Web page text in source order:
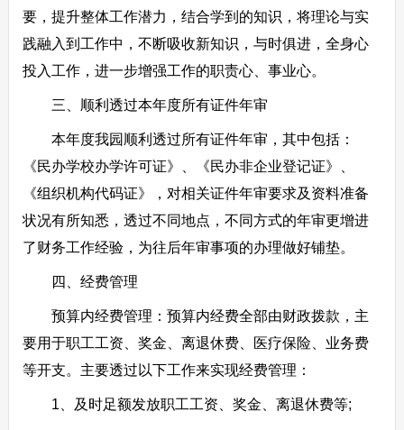
要，提升整体工作潜力，结合学到的知识，将理论与实
践融入到工作中，不断吸收新知识，与时俱进，全身心
投入工作，进一步增强工作的职责心、事业心。
三、顺利透过本年度所有证件年审
本年度我园顺利透过所有证件年审，其中包括：
《民办学校办学许可证》、《民办非企业登记证》、
《组织机构代码证》，对相关证件年审要求及资料准备
状况有所知悉，透过不同地点，不同方式的年审更增进
了财务工作经验，为往后年审事项的办理做好铺垫。
四、经费管理
预算内经费管理：预算内经费全部由财政拨款，主
要用于职工工资、奖金、离退休费、医疗保险、业务费
等开支。主要透过以下工作来实现经费管理：
1、及时足额发放职工工资、奖金、离退休费等;